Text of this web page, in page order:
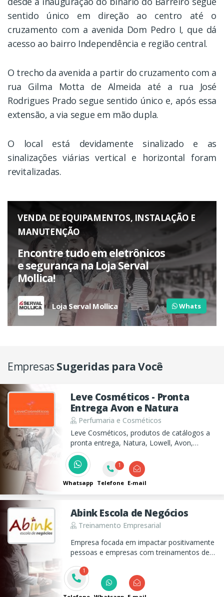
sentido único em direção ao centro até o
cruzamento com a avenida Dom Pedro I, que dá
acesso ao bairro Independência e região central.
O trecho da avenida a partir do cruzamento com a
rua Gilma Motta de Almeida até a rua José
Rodrigues Prado segue sentido único e, após essa
extensão, a via segue em mão dupla.
O local está devidamente sinalizado e as
sinalizações viárias vertical e horizontal foram
revitalizadas.
VENDA DE EQUIPAMENTOS, INSTALAÇÃO E
MANUTENÇÃO
Encontre tudo em eletrônicos
e segurança na Loja Serval
Mollica!
Loja Serval Mollica Whats
Empresas Sugeridas para Você
Leve Cosméticos - Pronta
Entrega Avon e Natura
Perfumaria e Cosméticos
Leve Cosméticos, produtos de catálogos a
pronta entrega, Natura, Lowell, Avon,
Eudora, Hinodê, Abelha Rainha, Jequiti, Mary
kay, O Boticário, Oui, Mawal e muito mais.
Whatsapp
1
Telefone E-mail
Abink Escola de Negócios
Treinamento Empresarial
Empresa focada em impactar positivamente
pessoas e empresas com treinamentos de
PNL.1